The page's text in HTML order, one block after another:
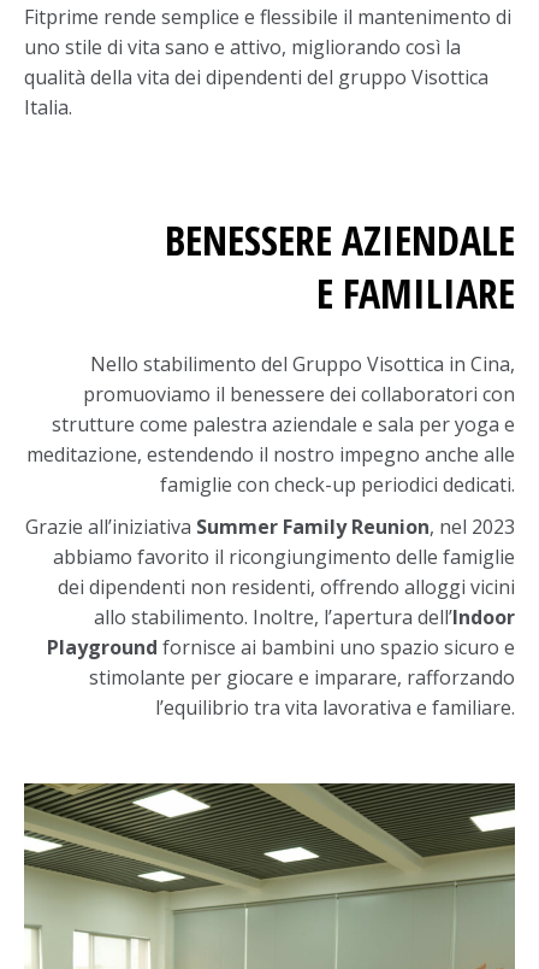
Fitprime rende semplice e flessibile il mantenimento di
uno stile di vita sano e attivo, migliorando così la
qualità della vita dei dipendenti del gruppo Visottica
Italia.
BENESSERE AZIENDALE
E FAMILIARE
Nello stabilimento del Gruppo Visottica in Cina,
promuoviamo il benessere dei collaboratori con
strutture come palestra aziendale e sala per yoga e
meditazione, estendendo il nostro impegno anche alle
famiglie con check-up periodici dedicati.
Grazie all’iniziativa Summer Family Reunion, nel 2023
abbiamo favorito il ricongiungimento delle famiglie
dei dipendenti non residenti, offrendo alloggi vicini
allo stabilimento. Inoltre, l’apertura dell’Indoor
Playground fornisce ai bambini uno spazio sicuro e
stimolante per giocare e imparare, rafforzando
l’equilibrio tra vita lavorativa e familiare.